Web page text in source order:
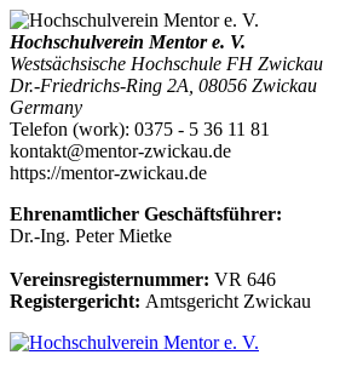
Hochschulverein Mentor e. V.
Westsächsische Hochschule FH Zwickau
Dr.-Friedrichs-Ring 2A 08056 Zwickau
Germany
Telefon (work): 0375 - 5 36 11 81
kontakt@mentor-zwickau.de
https://mentor-zwickau.de
Ehrenamtlicher Geschäftsführer:
Dr.-Ing. Peter Mietke
Vereinsregisternummer: VR 646
Registergericht: Amtsgericht Zwickau